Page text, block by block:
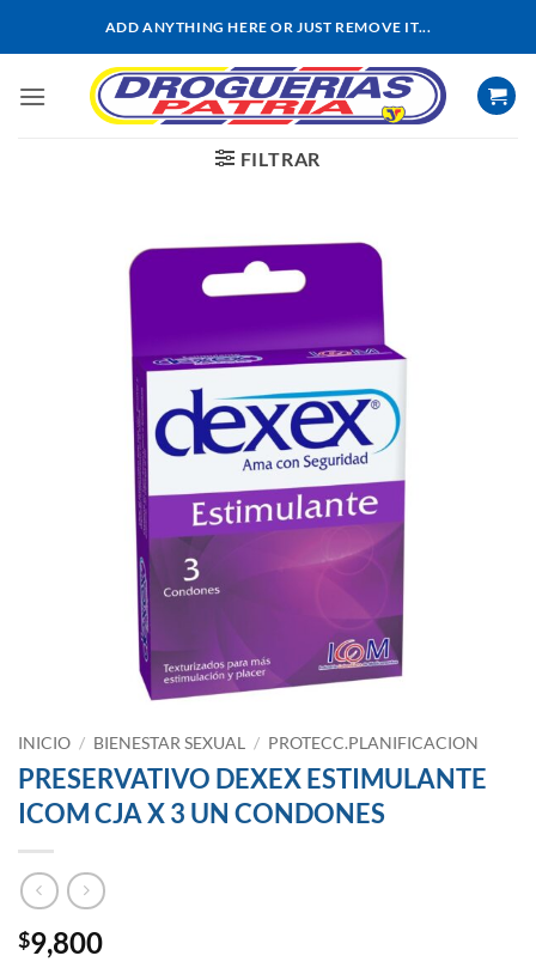
ADD ANYTHING HERE OR JUST REMOVE IT...
FILTRAR
INICIO / BIENESTAR SEXUAL / PROTECC.PLANIFICACION
PRESERVATIVO DEXEX ESTIMULANTE
ICOM CJA X 3 UN CONDONES
$9,800